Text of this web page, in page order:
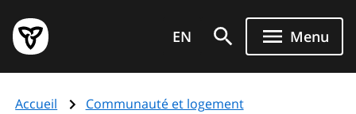
au
contenu
principal
Page
d'accueil
de
EN Menu
Accueil
Communauté et logement